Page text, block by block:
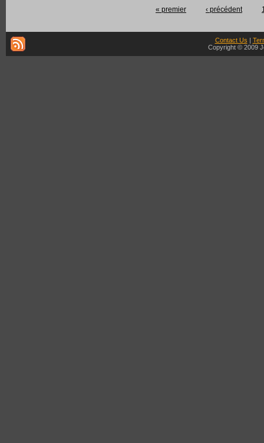
« premier ‹ précédent
Contact Us |
Copyright © 2009